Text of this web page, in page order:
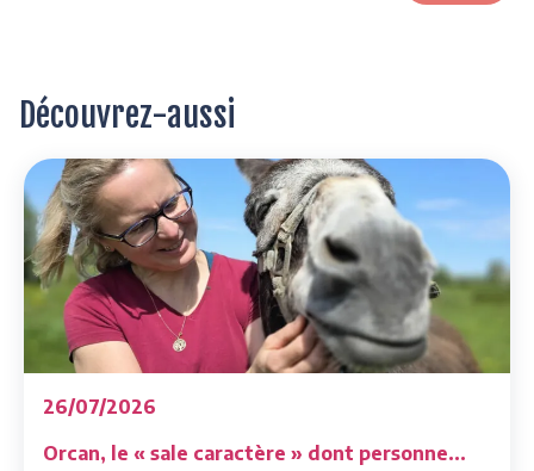
Découvrez-aussi
26/07/2026
Orcan, le « sale caractère » dont personne...